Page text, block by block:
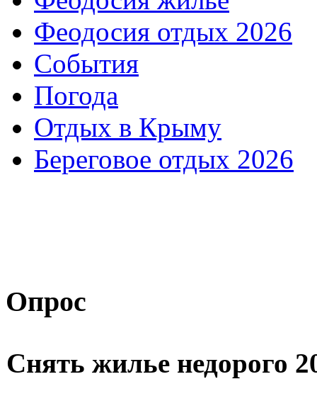
Феодосия отдых 2026
События
Погода
Отдых в Крыму
Береговое отдых 2026
Опрос
Снять жилье недорого